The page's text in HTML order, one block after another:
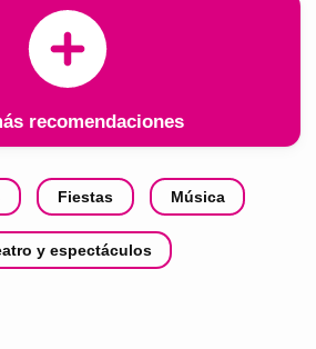
recomendaciones
Fiestas Música
y espectáculos